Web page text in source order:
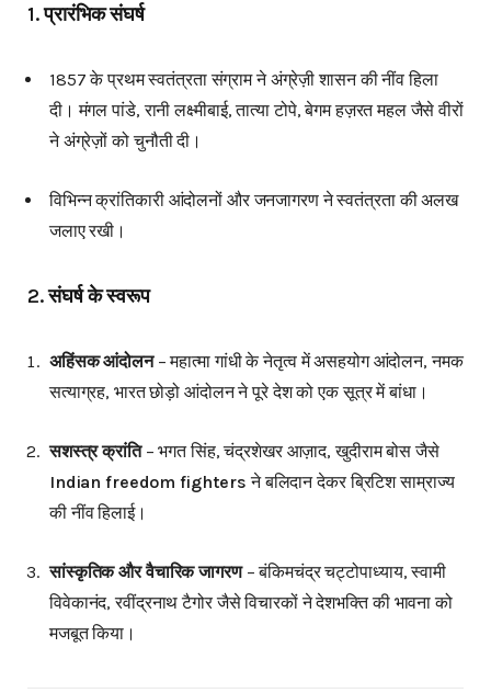
1. प्रारंभिक संघर्ष
1857 के प्रथम स्वतंत्रता संग्राम ने अंग्रेज़ी शासन की नींव हिला
दी। मंगल पांडे, रानी लक्ष्मीबाई, तात्या टोपे, बेगम हज़रत महल जैसे वीरों
ने अंग्रेज़ों को चुनौती दी।
विभिन्न क्रांतिकारी आंदोलनों और जनजागरण ने स्वतंत्रता की अलख
जलाए रखी।
2. संघर्ष के स्वरूप
अहिंसक आंदोलन– महात्मा गांधी के नेतृत्व में असहयोग आंदोलन, नमक
सत्याग्रह, भारत छोड़ो आंदोलन ने पूरे देश को एक सूत्र में बांधा।
सशस्त्र क्रांति– भगत सिंह, चंद्रशेखर आज़ाद, खुदीराम बोस जैसे
Indian freedom fighters ने बलिदान देकर ब्रिटिश साम्राज्य
की नींव हिलाई।
सांस्कृतिक और वैचारिक जागरण– बंकिमचंद्र चट्टोपाध्याय, स्वामी
विवेकानंद, रवींद्रनाथ टैगोर जैसे विचारकों ने देशभक्ति की भावना को
मजबूत किया।